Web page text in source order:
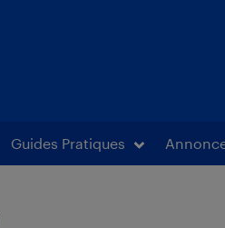
Guides Pratiques